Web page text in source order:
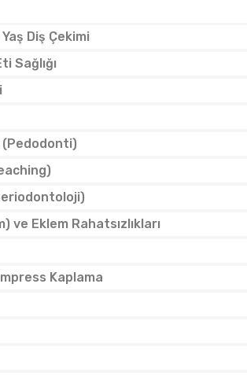
Diş Çekimi
Sağlığı
(Pedodonti)
ve Eklem Rahatsızlıkları
Kaplama